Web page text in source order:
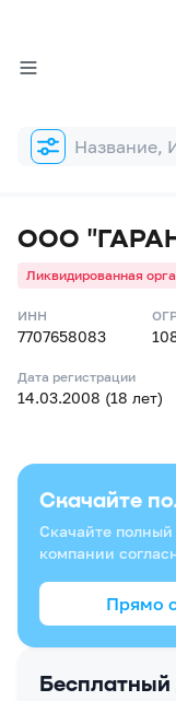
Форма
поиска
ООО
Ликвидированная
ИНН
7707658083
Дата регистрации
14.03.2008 (18 лет)
Бесплатный
Скачайте
Скачайте полный
компании
Прямо